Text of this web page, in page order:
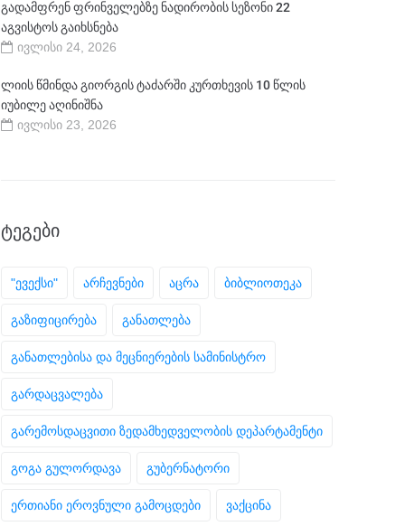
გადამფრენ ფრინველებზე ნადირობის სეზონი 22
აგვისტოს გაიხსნება
ივლისი 24, 2026
ლიის წმინდა გიორგის ტაძარში კურთხევის 10 წლის
იუბილე აღინიშნა
ივლისი 23, 2026
ᲢᲔᲒᲔᲑᲘ
"ევექსი" არჩევნები აცრა ბიბლიოთეკა
გაზიფიცირება განათლება
განათლებისა და მეცნიერების სამინისტრო
გარდაცვალება
გარემოსდაცვითი ზედამხედველობის დეპარტამენტი
გოგა გულორდავა გუბერნატორი
ერთიანი ეროვნული გამოცდები ვაქცინა